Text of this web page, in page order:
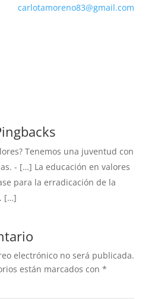
carlotamoreno83@gmail.com
Tenemos una juventud con
- […] La educación en valores
para la erradicación de la
[…]
electrónico no será publicada.
están marcados con *